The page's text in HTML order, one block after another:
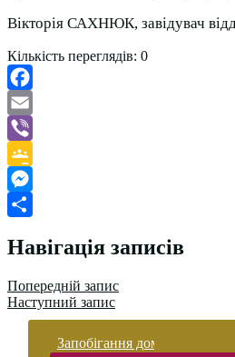
Вікторія САХНЮК, завідувач
Кількість переглядів: 0
Facebook
Email
Viber
Google
Classroom
Messenger
Навігація записів
Попередній запис
Наступний запис
Запобігання домашньому